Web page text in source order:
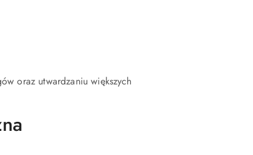
oraz utwardzaniu większych